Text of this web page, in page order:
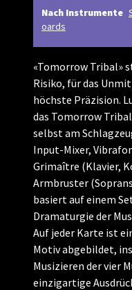
Nach Instrumente
oards
«Tomorrow Tribal»
Risiko, für das
höchste Präzision.
das Tomorrow
selbst am
Input-Mixer,
Grimaître (Klavier,
Armbruster
basiert auf einem
Dramaturgie der
Auf jeder Karte ist
Motiv abgebildet,
Musizieren der vier
einzigartige